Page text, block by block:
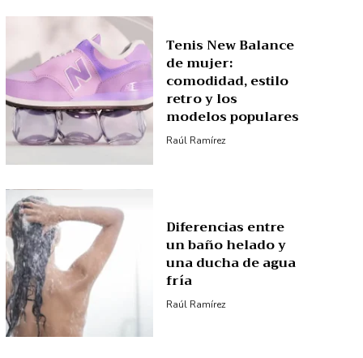
Tenis New Balance
de mujer:
comodidad, estilo
retro y los
modelos populares
Raúl Ramírez
Diferencias entre
un baño helado y
una ducha de agua
fría
Raúl Ramírez